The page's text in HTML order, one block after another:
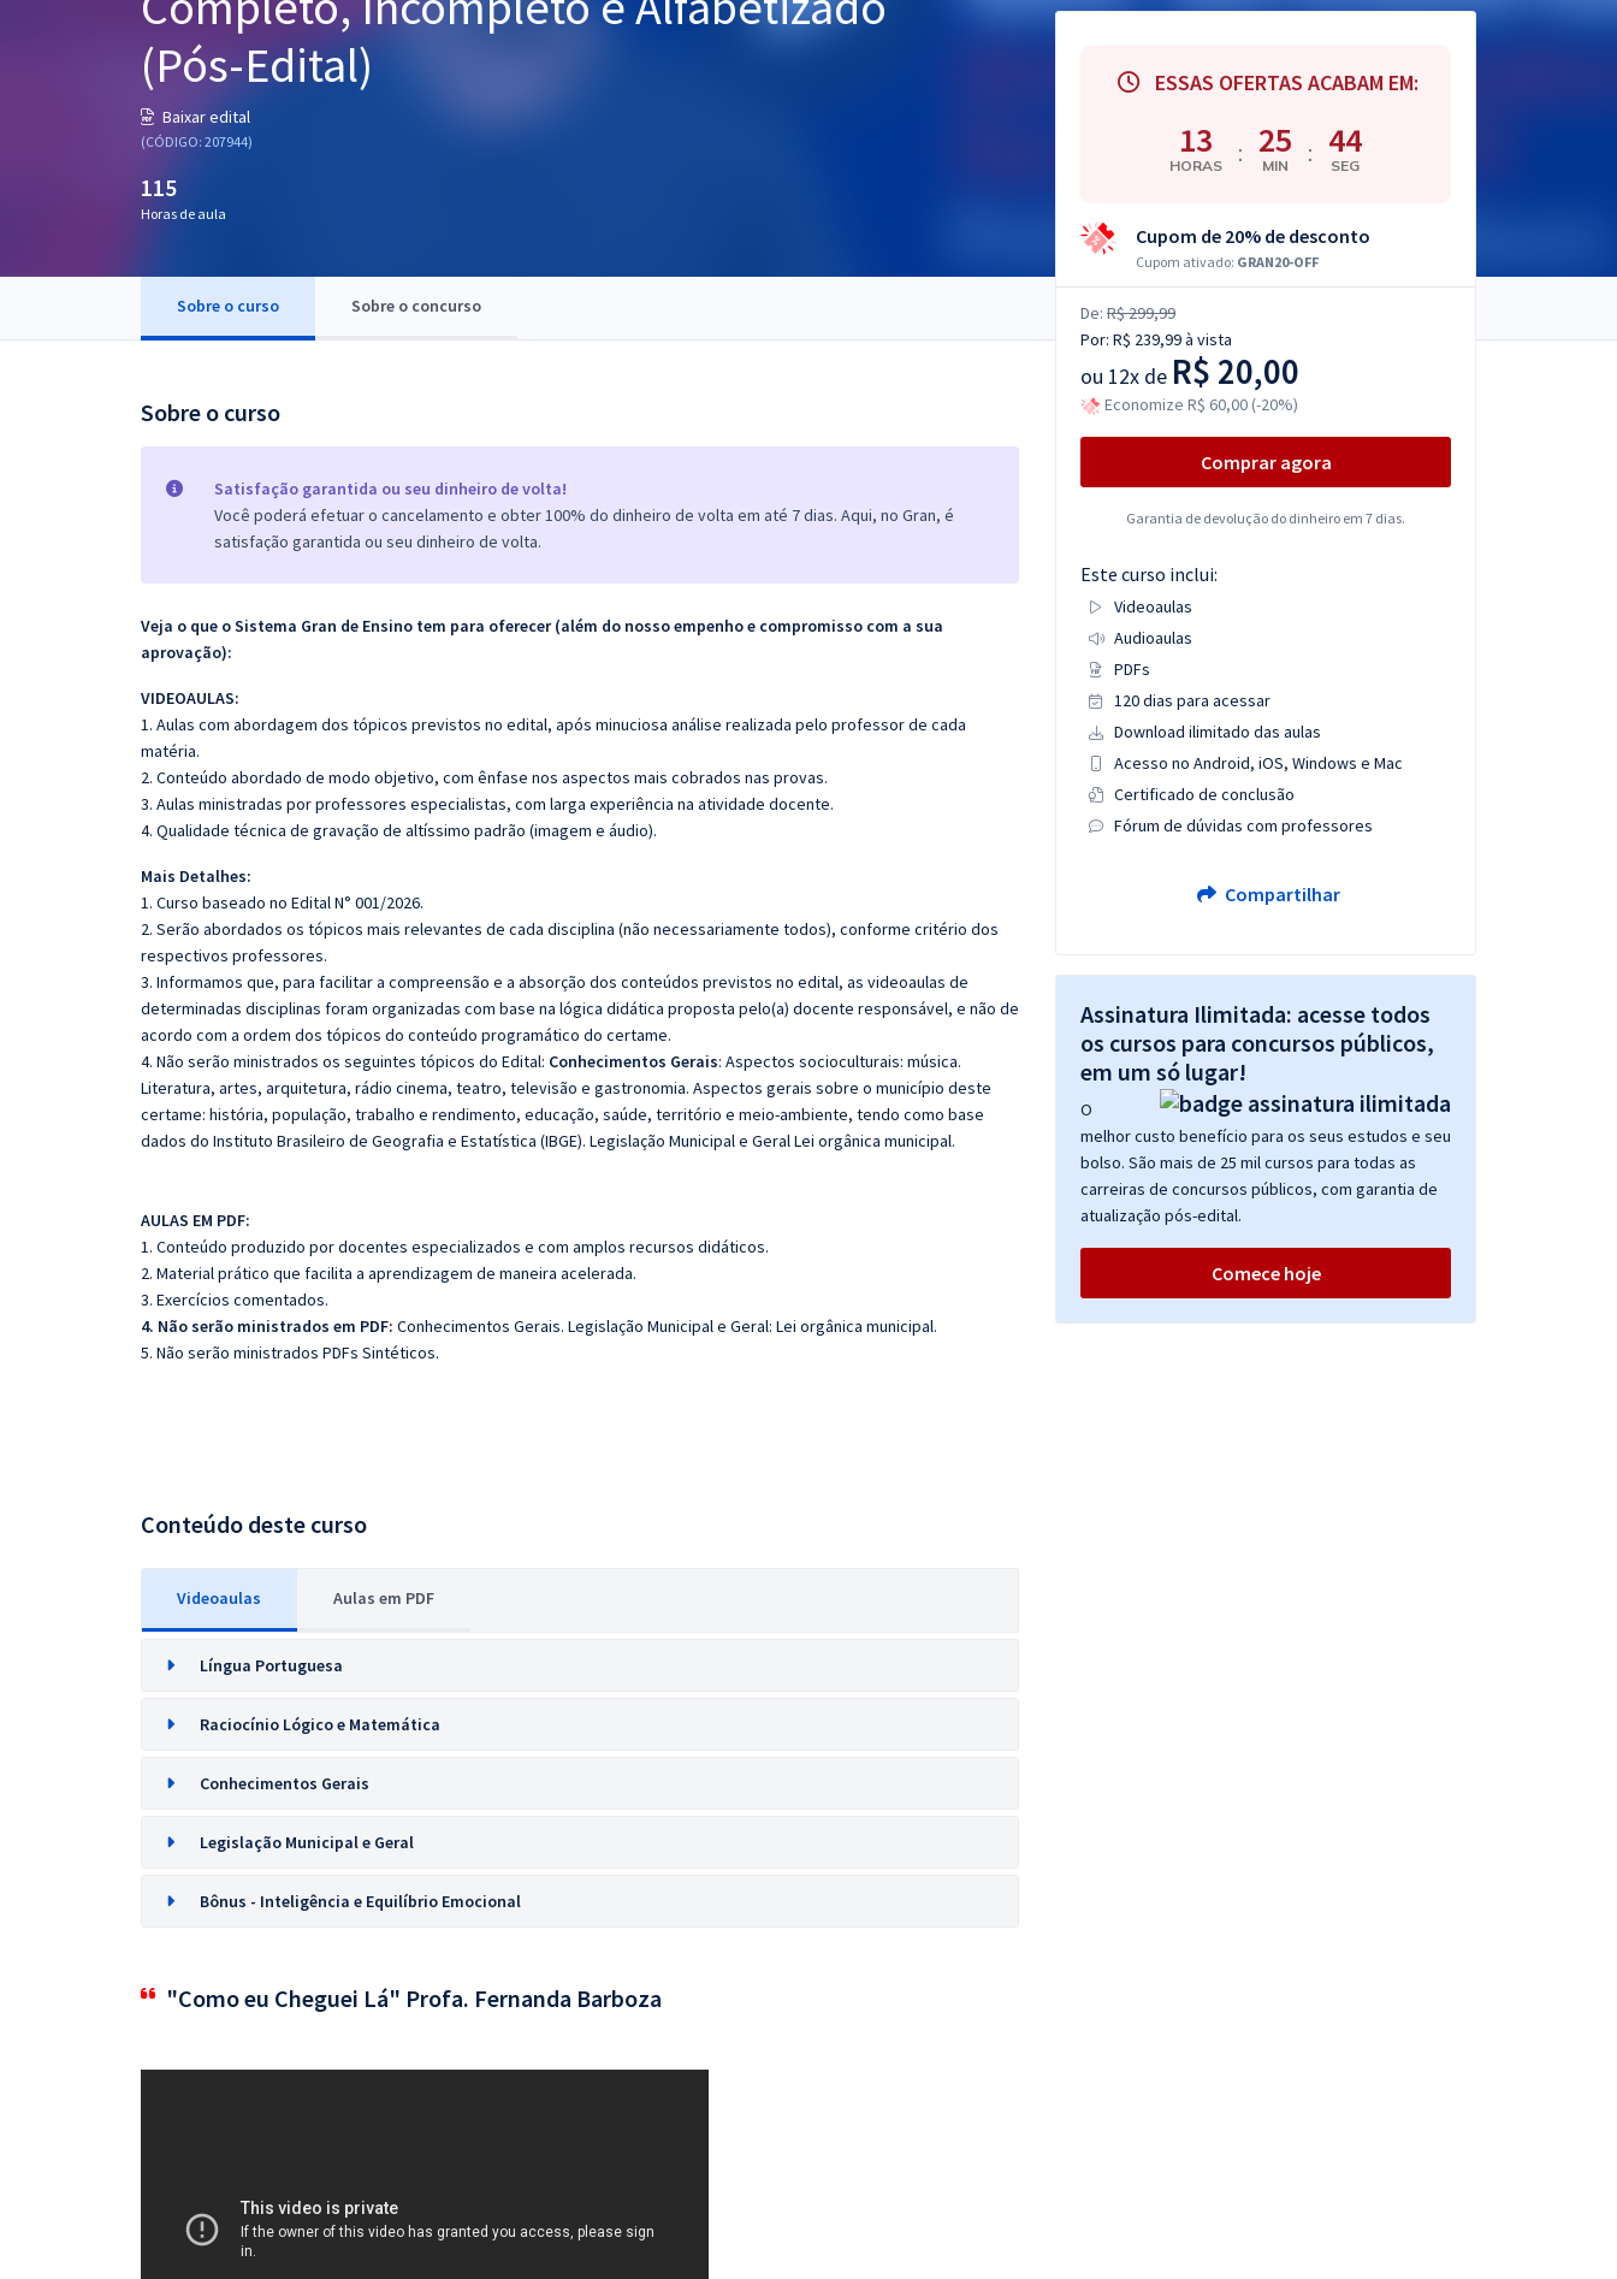
Conteúdo gratuito
Blog
(Pós-Edital)
Baixar edital
(CÓDIGO: 207944)
115
Horas de aula
Sobre o curso Sobre o concurso
Sobre o curso
Satisfação garantida ou seu dinheiro de volta!
Você poderá efetuar o cancelamento e obter 100% do dinheiro de volta em até 7 dias. Aqui, no Gran, é
satisfação garantida ou seu dinheiro de volta.
Veja o que o Sistema Gran de Ensino tem para oferecer (além do nosso empenho e compromisso com a sua
aprovação):
VIDEOAULAS:
1. Aulas com abordagem dos tópicos previstos no edital, após minuciosa análise realizada pelo professor de cada
matéria.
2. Conteúdo abordado de modo objetivo, com ênfase nos aspectos mais cobrados nas provas.
3. Aulas ministradas por professores especialistas, com larga experiência na atividade docente.
4. Qualidade técnica de gravação de altíssimo padrão (imagem e áudio).
Mais Detalhes:
1. Curso baseado no Edital N° 001/2026.
2. Serão abordados os tópicos mais relevantes de cada disciplina (não necessariamente todos), conforme critério dos
respectivos professores.
3. Informamos que, para facilitar a compreensão e a absorção dos conteúdos previstos no edital, as videoaulas de
determinadas disciplinas foram organizadas com base na lógica didática proposta pelo(a) docente responsável, e não de
acordo com a ordem dos tópicos do conteúdo programático do certame.
4. Não serão ministrados os seguintes tópicos do Edital: Conhecimentos Gerais: Aspectos socioculturais: música.
Literatura, artes, arquitetura, rádio cinema, teatro, televisão e gastronomia. Aspectos gerais sobre o município deste
certame: história, população, trabalho e rendimento, educação, saúde, território e meio-ambiente, tendo como base
dados do Instituto Brasileiro de Geografia e Estatística (IBGE). Legislação Municipal e Geral Lei orgânica municipal.
AULAS EM PDF:
1. Conteúdo produzido por docentes especializados e com amplos recursos didáticos.
2. Material prático que facilita a aprendizagem de maneira acelerada.
3. Exercícios comentados.
4. Não serão ministrados em PDF: Conhecimentos Gerais. Legislação Municipal e Geral: Lei orgânica municipal.
5. Não serão ministrados PDFs Sintéticos.
Conteúdo deste curso
Videoaulas Aulas em PDF
Língua Portuguesa
Raciocínio Lógico e Matemática
Conhecimentos Gerais
Legislação Municipal e Geral
Bônus - Inteligência e Equilíbrio Emocional
"Como eu Cheguei Lá" Profa. Fernanda Barboza
ESSAS OFERTAS ACABAM EM:
13
HORAS : 25
MIN : 43
SEG
Cupom de 20% de desconto
Cupom ativado: GRAN20-OFF
De: R$ 299,99
Por: R$ 239,99à vista
ou 12x de R$ 20,00
Economize R$ 60,00 (-20%)
Comprar agora
Garantia de devolução do dinheiro em 7 dias.
Este curso inclui:
Videoaulas
Audioaulas
PDFs
120 dias para acessar
Download ilimitado das aulas
Acesso no Android, iOS, Windows e Mac
Certificado de conclusão
Fórum de dúvidas com professores
Compartilhar
Assinatura Ilimitada: acesse todos
os cursos para concursos públicos,
em um só lugar!
O
melhor custo benefício para os seus estudos e seu
bolso. São mais de 25 mil cursos para todas as
carreiras de concursos públicos, com garantia de
atualização pós-edital.
Comece hoje